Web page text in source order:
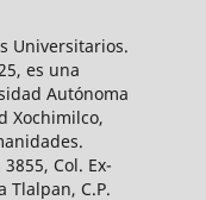
Universitarios.
es una
Autónoma
Xochimilco,
Col. Ex-
Tlalpan, C.P.